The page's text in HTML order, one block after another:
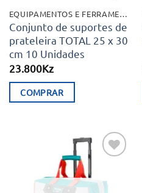
EQUIPAMENTOS E FERRAMENTAS
Conjunto de suportes de
prateleira TOTAL 25 x 30
cm 10 Unidades
23.800Kz
COMPRAR
Adicionar
aos meus
desejos